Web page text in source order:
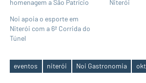
homenagem a São Patrício
Niterói
Noi apoia o esporte em
Niterói com a 6ª Corrida do
Túnel
Tags
eventos niterói Noi Gastronomia